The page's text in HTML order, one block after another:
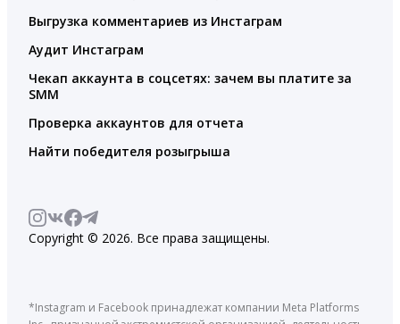
Выгрузка комментариев из Инстаграм
Аудит Инстаграм
Чекап аккаунта в соцсетях: зачем вы платите за
SMM
Проверка аккаунтов для отчета
Найти победителя розыгрыша
Copyright © 2026. Все права защищены.
*Instagram и Facebook принадлежат компании Meta Platforms